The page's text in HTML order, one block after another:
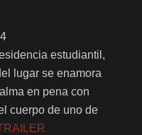
estudiantil,
lugar se enamora
en pena con
cuerpo de uno de